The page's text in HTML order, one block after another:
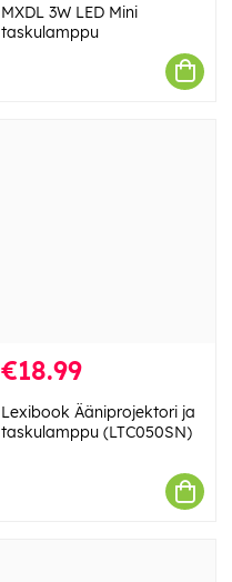
MXDL 3W LED Mini
taskulamppu
€18.99
Lexibook Ääniprojektori ja
taskulamppu (LTC050SN)